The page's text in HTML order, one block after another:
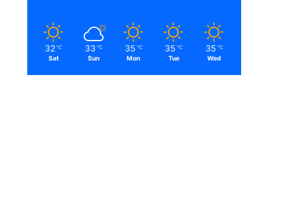
32 ℃
Sat
33 ℃
Sun
35 ℃
Mon
35 ℃
Tue
35 ℃
Wed